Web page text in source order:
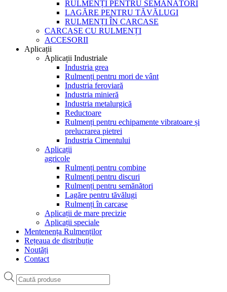
RULMENȚI PENTRU SEMĂNĂTORI
LAGĂRE PENTRU TĂVĂLUGI
RULMENȚI ÎN CARCASE
CARCASE CU RULMENȚI
ACCESORII
Aplicații
Aplicații Industriale
Industria grea
Rulmenți pentru mori de vânt
Industria feroviară
Industria minieră
Industria metalurgică
Reductoare
Rulmenți pentru echipamente vibratoare și
prelucrarea pietrei
Industria Cimentului
Aplicații
agricole
Rulmenți pentru combine
Rulmenți pentru discuri
Rulmenți pentru semănători
Lagăre pentru tăvălugi
Rulmenți în carcase
Aplicații de mare precizie
Aplicații speciale
Mentenența Rulmenților
Rețeaua de distribuție
Noutăți
Contact
Products
search